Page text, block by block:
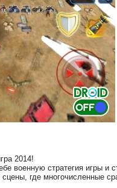
2014!
военную стратегия игры и
где многочисленные